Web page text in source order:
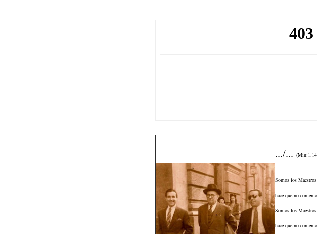
.../...
Somos los
hace que no
Somos los
hace que no